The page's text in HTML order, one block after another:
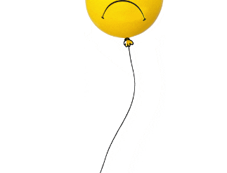
DE MINI NUMEROS (13cm x 10cm) : Estos globos
y tienen un mecanismo de cierre automático
HELIO ya que tienen un sistema AUTO-
infle y expanda. Después de inflado fija el globo a la